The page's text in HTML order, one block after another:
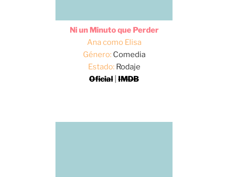
Ni un Minuto que Perder
Ana como Elisa
Género:Comedia
Estado:Rodaje
Oficial IMDB